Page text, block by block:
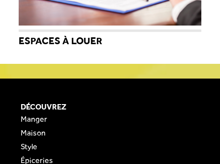
ESPACES À LOUER
DÉCOUVREZ
Manger
Maison
Style
Épiceries